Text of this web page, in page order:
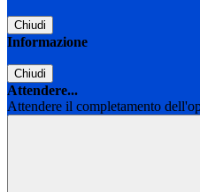
Chiudi
Informazione
Chiudi
Attendere...
Attendere il completamento